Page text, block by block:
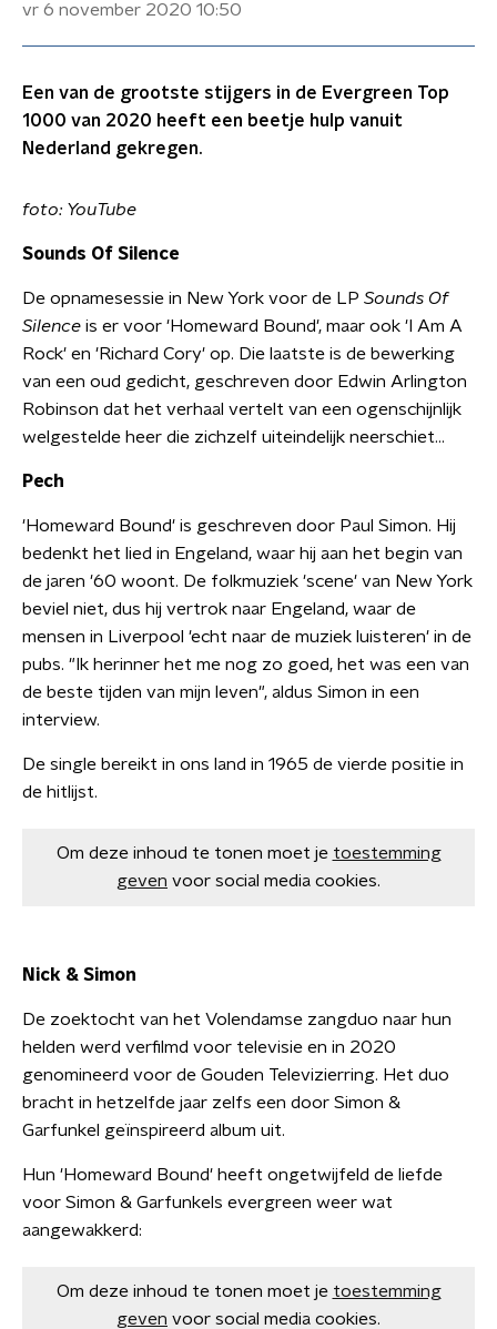
vr 6 november 2020 10:50
Een van de grootste stijgers in de Evergreen Top
1000 van 2020 heeft een beetje hulp vanuit
Nederland gekregen.
foto: YouTube
Sounds Of Silence
De opnamesessie in New York voor de LP Sounds Of
Silence is er voor 'Homeward Bound', maar ook 'I Am A
Rock' en 'Richard Cory' op. Die laatste is de bewerking
van een oud gedicht, geschreven door Edwin Arlington
Robinson dat het verhaal vertelt van een ogenschijnlijk
welgestelde heer die zichzelf uiteindelijk neerschiet...
Pech
'Homeward Bound' is geschreven door Paul Simon. Hij
bedenkt het lied in Engeland, waar hij aan het begin van
de jaren '60 woont. De folkmuziek 'scene' van New York
beviel niet, dus hij vertrok naar Engeland, waar de
mensen in Liverpool 'echt naar de muziek luisteren' in de
pubs. "Ik herinner het me nog zo goed, het was een van
de beste tijden van mijn leven", aldus Simon in een
interview.
De single bereikt in ons land in 1965 de vierde positie in
de hitlijst.
Om deze inhoud te tonen moet je toestemming
geven voor social media cookies.
Nick & Simon
De zoektocht van het Volendamse zangduo naar hun
helden werd verfilmd voor televisie en in 2020
genomineerd voor de Gouden Televizierring. Het duo
bracht in hetzelfde jaar zelfs een door Simon &
Garfunkel geïnspireerd album uit.
Hun 'Homeward Bound' heeft ongetwijfeld de liefde
voor Simon & Garfunkels evergreen weer wat
aangewakkerd:
Om deze inhoud te tonen moet je toestemming
geven voor social media cookies.